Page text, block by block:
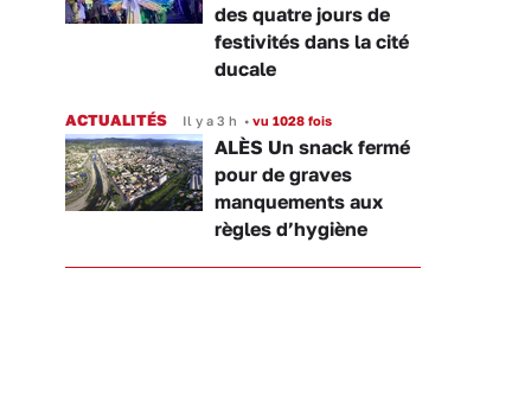
des quatre jours de
festivités dans la cité
ducale
ACTUALITÉS Il y a 3 h • vu 1028 fois
ALÈS Un snack fermé
pour de graves
manquements aux
règles d’hygiène